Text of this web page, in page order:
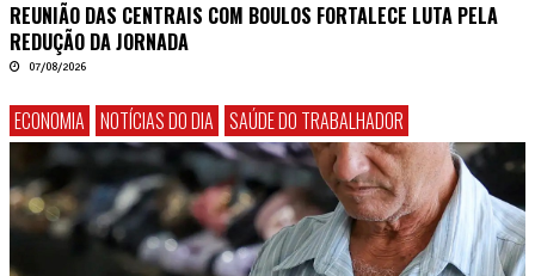
REUNIÃO DAS CENTRAIS COM BOULOS FORTALECE LUTA PELA
REDUÇÃO DA JORNADA
07/08/2026
ECONOMIA NOTÍCIAS DO DIA SAÚDE DO TRABALHADOR